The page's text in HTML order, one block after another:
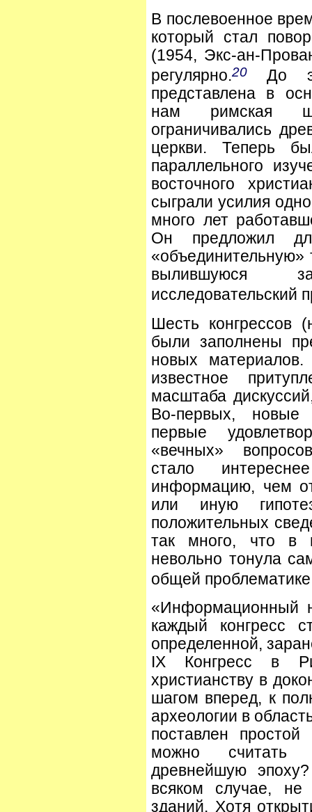
В послевоенное
который стал
(1954, Экс-ан-
регулярно.20 До
представлена в
нам римская
ограничивались
церкви. Теперь
параллельного
восточного
сыграли усилия
много лет
Он предложил
«объединительную»
вылившуюся
исследовательский
Шесть конгрессов
были заполнены
новых
известное
масштаба
Во-первых, новые
первые
«вечных»
стало
информацию, чем
или иную
положительных
так много, что в
невольно тонула
общей
«Информационный
каждый конгресс
определенной,
IX Конгресс в
христианству в
шагом вперед, к
археологии в
поставлен
можно считать
древнейшую
всяком случае, не
зданий. Хотя